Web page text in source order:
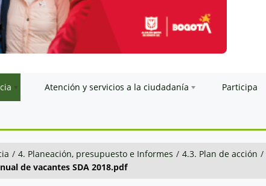
Atención y servicios a la ciudadanía Participa
/ 4. Planeación, presupuesto e Informes / 4.3. Plan de acción /
de vacantes SDA 2018.pdf